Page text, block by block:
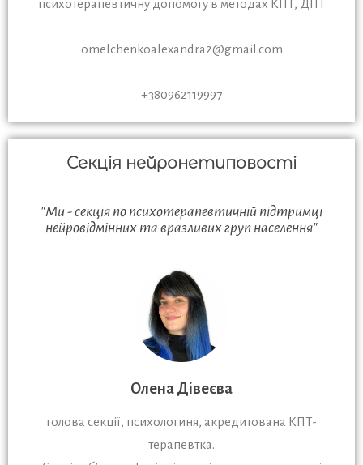
психотерапевтичну допомогу в методах КПТ, ДПТ
omelchenkoalexandra2@gmail.com
+380962119997
Секція нейронетиповості
"Ми - секція по психотерапевтичній підтримці
нейровідмінних та вразливих груп населення"
Олена Дівеєва
голова секції, психологиня, акредитована КПТ-
терапевтка.